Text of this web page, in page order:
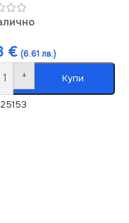
€ (6.61 лв.)
+ Купи
25153